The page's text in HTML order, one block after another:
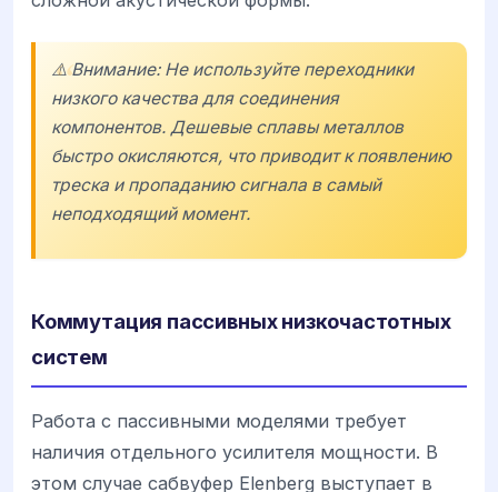
⚠️ Внимание: Не используйте переходники
низкого качества для соединения
компонентов. Дешевые сплавы металлов
быстро окисляются, что приводит к появлению
треска и пропаданию сигнала в самый
неподходящий момент.
Коммутация пассивных низкочастотных
систем
Работа с пассивными моделями требует
наличия отдельного усилителя мощности. В
этом случае сабвуфер Elenberg выступает в